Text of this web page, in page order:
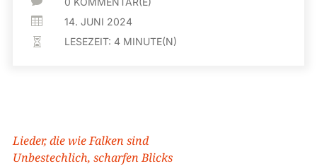
 14. JUNI 2024
 LESEZEIT: 4 MINUTE(N)
Lieder, die wie Falken sind
Unbestechlich, scharfen Blicks